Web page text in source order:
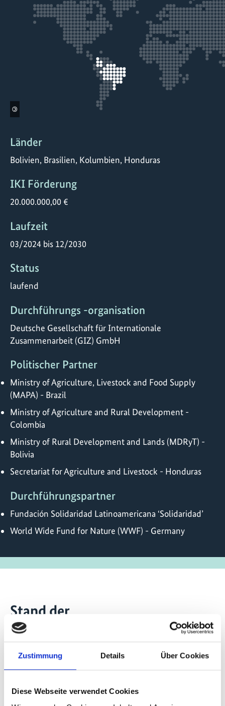
Zustimmung Details Über Cookies
Diese Webseite verwendet Cookies
©
Länder
Bolivien, Brasilien, Kolumbien, Honduras
IKI Förderung
20.000.000,00 €
Laufzeit
03/2024 bis 12/2030
Status
laufend
Durchführungs -organisation
Deutsche Gesellschaft für Internationale
Zusammenarbeit (GIZ) GmbH
Politischer Partner
Ministry of Agriculture, Livestock and Food Supply
(MAPA) - Brazil
Ministry of Agriculture and Rural Development -
Colombia
Ministry of Rural Development and Lands (MDRyT) -
Bolivia
Secretariat for Agriculture and Livestock - Honduras
Durchführungspartner
Fundación Solidaridad Latinoamericana ‘Solidaridad’
World Wide Fund for Nature (WWF) - Germany
Stand der
Umsetzung/Ergebnisse
In der Vorbereitungsphase wurden im Rahmen
von Ländermissionen in die vier Partnerländer
Akteur*innen auf lokaler, nationaler und